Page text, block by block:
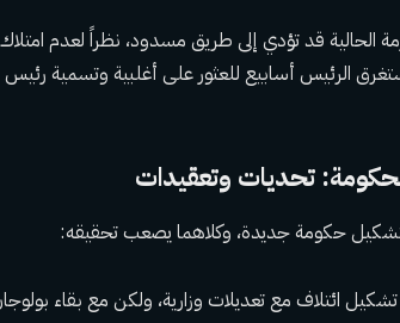
الحالية قد تؤدي إلى طريق مسدود، نظراً لعدم
الرئيس أسابيع للعثور على أغلبية وتسمية
تحديات وتعقيدات
حكومة جديدة، وكلاهما يصعب تحقيقه:
تشكيل ائتلاف مع تعديلات وزارية، ولكن مع بقاء